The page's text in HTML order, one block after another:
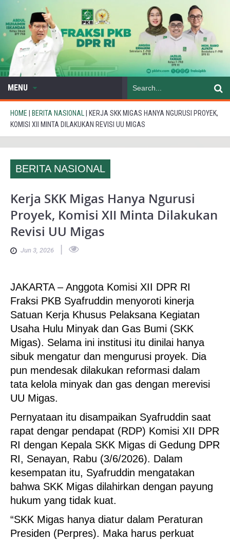
MENU
HOME BERITA NASIONAL
KERJA SKK MIGAS HANYA NGURUSI PROYEK,
KOMISI XII MINTA DILAKUKAN REVISI UU MIGAS
BERITA NASIONAL
Kerja SKK Migas Hanya Ngurusi
Proyek, Komisi XII Minta Dilakukan
Revisi UU Migas
Jun 3, 2026
JAKARTA – Anggota Komisi XII DPR RI
Fraksi PKB Syafruddin menyoroti kinerja
Satuan Kerja Khusus Pelaksana Kegiatan
Usaha Hulu Minyak dan Gas Bumi (SKK
Migas). Selama ini institusi itu dinilai hanya
sibuk mengatur dan mengurusi proyek. Dia
pun mendesak dilakukan reformasi dalam
tata kelola minyak dan gas dengan merevisi
UU Migas.
Pernyataan itu disampaikan Syafruddin saat
rapat dengar pendapat (RDP) Komisi XII DPR
RI dengan Kepala SKK Migas di Gedung DPR
RI, Senayan, Rabu (3/6/2026). Dalam
kesempatan itu, Syafruddin mengatakan
bahwa SKK Migas dilahirkan dengan payung
hukum yang tidak kuat.
“SKK Migas hanya diatur dalam Peraturan
Presiden (Perpres). Maka harus perkuat